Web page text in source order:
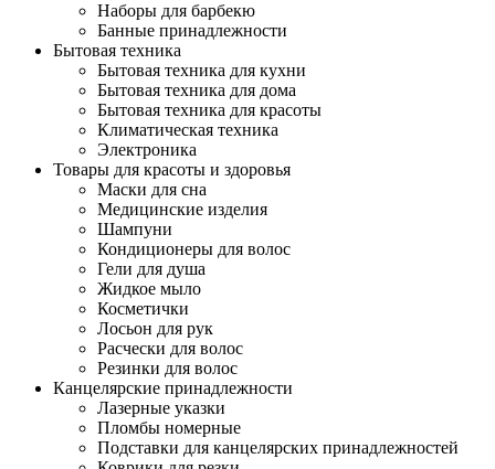
Наборы для барбекю
Банные принадлежности
Бытовая техника
Бытовая техника для кухни
Бытовая техника для дома
Бытовая техника для красоты
Климатическая техника
Электроника
Товары для красоты и здоровья
Маски для сна
Медицинские изделия
Шампуни
Кондиционеры для волос
Гели для душа
Жидкое мыло
Косметички
Лосьон для рук
Расчески для волос
Резинки для волос
Канцелярские принадлежности
Лазерные указки
Пломбы номерные
Подставки для канцелярских принадлежностей